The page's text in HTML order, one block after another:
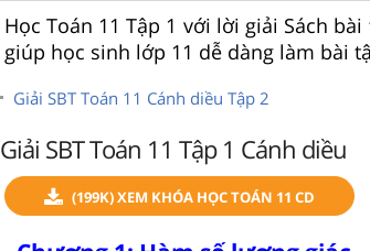
Học Toán 11 Tập 1 với lời giải Sách
giúp học sinh lớp 11 dễ dàng làm bài
Giải SBT Toán 11 Cánh diều Tập 2
Giải SBT Toán 11 Tập 1 Cánh diều
(199K) XEM KHÓA HỌC TOÁN 11 CD